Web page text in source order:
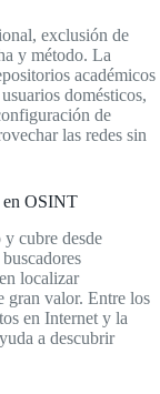
exclusión de
y método. La
académicos
domésticos,
de
las redes sin
en OSINT
cubre desde
localizar
gran valor. Entre los
en Internet y la
a descubrir